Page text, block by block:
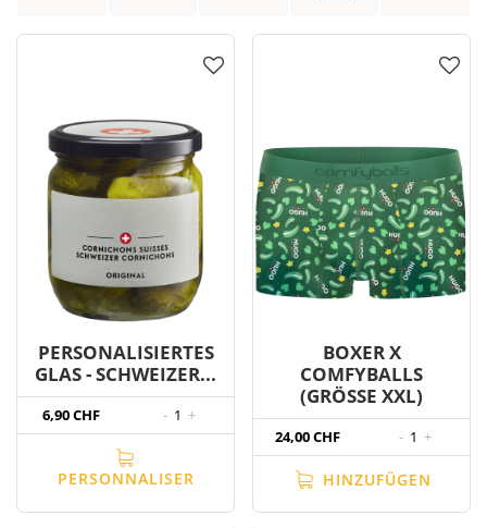
PERSONALISIERTES
GLAS - SCHWEIZER...
6,90 CHF - 1 +
PERSONNALISER
BOXER X
COMFYBALLS
(GRÖSSE XXL)
24,00 CHF - 1 +
HINZUFÜGEN